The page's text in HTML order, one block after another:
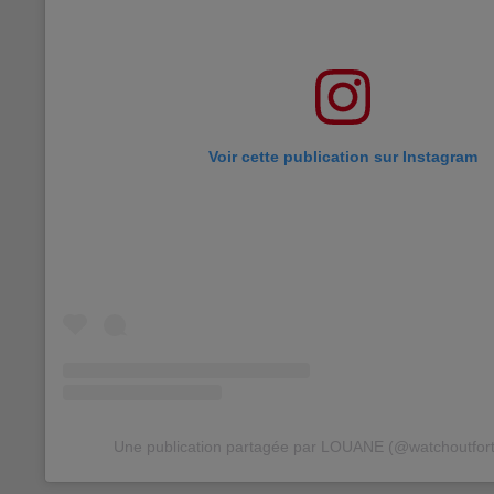
Voir cette publication sur Instagram
Une publication partagée par LOUANE